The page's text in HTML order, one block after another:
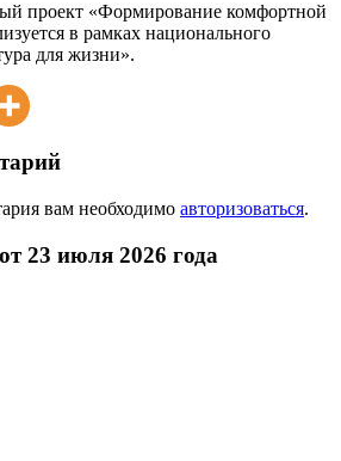
проект «Формирование комфортной
в рамках национального
для жизни».
вам необходимо авторизоваться.
23 июля 2026 года